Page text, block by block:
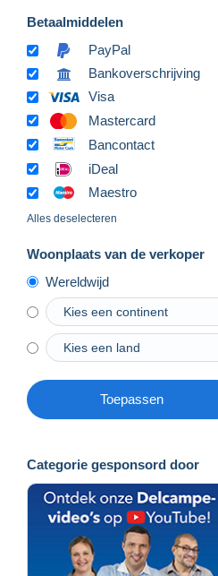
Betaalmiddelen
PayPal
Bankoverschrijving
Visa
Mastercard
Bancontact
iDeal
Maestro
Alles deselecteren
Woonplaats van de verkoper
Wereldwijd
Toepassen
Categorie gesponsord door